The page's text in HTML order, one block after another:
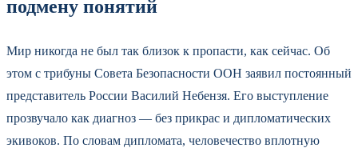
подмену понятий
Мир никогда не был так близок к пропасти, как сейчас. Об
этом с трибуны Совета Безопасности ООН заявил постоянный
представитель России Василий Небензя. Его выступление
прозвучало как диагноз — без прикрас и дипломатических
экивоков. По словам дипломата, человечество вплотную